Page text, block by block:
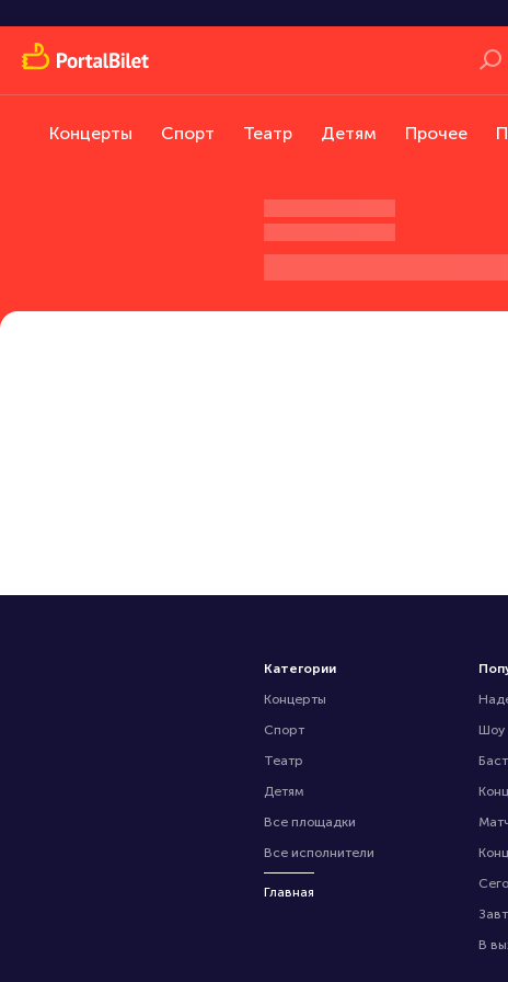
Концерты Спорт Театр Детям Прочее
Категории
Концерты
Спорт
Театр
Детям
Все площадки
Все исполнители
Главная
Шоу
В